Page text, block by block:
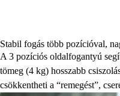
Stabil fogás több pozícióval,
A 3 pozíciós oldalfogantyú
tömeg (4 kg) hosszabb
csökkentheti a “remegést”,